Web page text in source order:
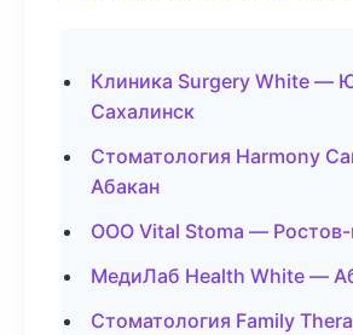
Клиника Surgery White —
Сахалинск
Стоматология Harmony
Абакан
ООО Vital Stoma —
МедиЛаб Health White —
Стоматология Family